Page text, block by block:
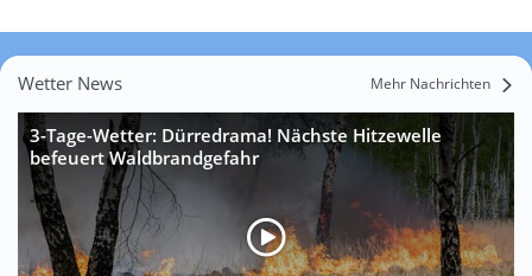
Wetter News Mehr Nachrichten
3-Tage-Wetter: Dürredrama! Nächste Hitzewelle
befeuert Waldbrandgefahr